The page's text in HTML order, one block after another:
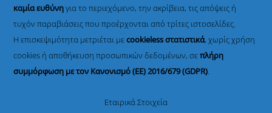
καμία ευθύνηγια το περιεχόμενο, την ακρίβεια, τις απόψεις ή
τυχόν παραβιάσεις που προέρχονται από τρίτες ιστοσελίδες.
Η επισκεψιμότητα μετριέται μεcookieless στατιστικά, χωρίς χρήση
cookies ή αποθήκευση προσωπικών δεδομένων, σεπλήρη
συμμόρφωση με τον Κανονισμό (ΕΕ) 2016/679 (GDPR).
Εταιρικά Στοιχεία